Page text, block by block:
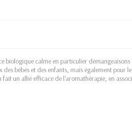
biologique calme en particulier
des bébés et des enfants, mais également pour
un allié efficace de l'aromathérapie, en